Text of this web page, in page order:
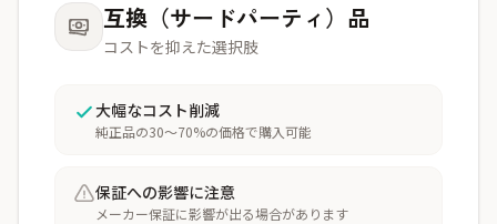
互換（サードパーティ）品
コストを抑えた選択肢
大幅なコスト削減
純正品の30〜70%の価格で購入可能
保証への影響に注意
メーカー保証に影響が出る場合があります